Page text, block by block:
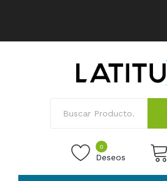
0
Deseos